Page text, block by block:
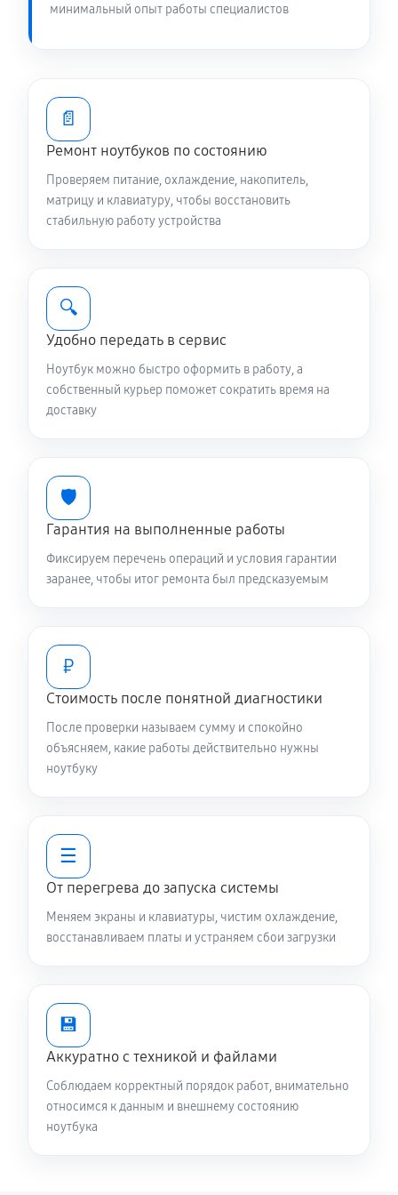
1200 руб 60 минут
AH049T (90NB0SL1-M03830)
Замена видеокарты ноутбука Asus 13 UX325EA-
AH049T (90NB0SL1-M03830)
1440 руб 60 минут
Настройка ОС ноутбука Asus 13 UX325EA-AH049T
(90NB0SL1-M03830)
980 руб 60 минут
Настройка BIOS ноутбука Asus 13 UX325EA-AH049T
(90NB0SL1-M03830)
840 руб 60 минут
AH049T (90NB0SL1-M03830)
Ремонт разъема питания
670 руб 60 минут
Замена контроллера питания
1340 руб 120 минут
Замена жесткого диска
Установка драйверов ноутбука Asus 13 UX325EA-
AH049T (90NB0SL1-M03830)
650 руб 30 минут
Замена вебкамеры ноутбука Asus 13 UX325EA-
AH049T (90NB0SL1-M03830)
минимальный опыт работы специалистов
📄
Ремонт ноутбуков по состоянию
Проверяем питание, охлаждение, накопитель,
матрицу и клавиатуру, чтобы восстановить
стабильную работу устройства
🔍
Удобно передать в сервис
Ноутбук можно быстро оформить в работу, а
собственный курьер поможет сократить время на
доставку
🛡️
Гарантия на выполненные работы
Фиксируем перечень операций и условия гарантии
заранее, чтобы итог ремонта был предсказуемым
₽
Стоимость после понятной диагностики
После проверки называем сумму и спокойно
объясняем, какие работы действительно нужны
ноутбуку
☰
От перегрева до запуска системы
Меняем экраны и клавиатуры, чистим охлаждение,
восстанавливаем платы и устраняем сбои загрузки
💾
Аккуратно с техникой и файлами
Соблюдаем корректный порядок работ, внимательно
относимся к данным и внешнему состоянию
ноутбука